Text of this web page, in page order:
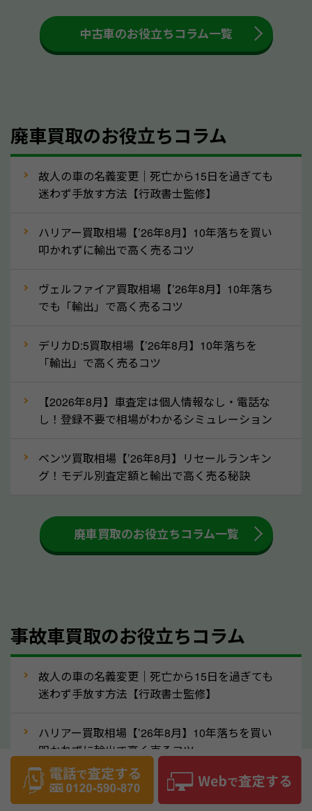
付金をお客様に返還しない業者もあります。廃車査定
をする際には、自動車税の還付金の返還があるかどう
かを確認するようにしてください。和歌山県のソコカ
人気の車種は廃車の状態でも、高価買取が可能です。
産車は高く買取が可能です。「廃車＝買取できない」
ラ」なら廃車の車も適正価格で買取できます。他社で
買取拒否となった車も価格がつく可能性があるので、
古い車でも高価買取が可能なケースは珍しくないた
め、まずはWebで簡単にできる無料査定をお試しく
に「買取実績」で確認できます。
⑤車内の簡単な清掃で買取価格アップも！
しばらく乗っていない車は、車内のシートや座席の下
が汚れていることも多いです。シミや汚れが付着して
す。車内の汚れは簡単な清掃だけで取り除けることも
多いため、査定前にチェックして、清掃をしておくの
大きな汚れがない限り必要はありません。査定に影響
するケースは少ないため、そのままお持ちいただいて
あるため、まずは和歌山県のソコカラへ車の状態につ
いてお気軽にご相談ください。
⑥車の需要が高まるタイミングで売るのも
高価買取のポイント！
買取依頼をするのもポイントです。車にも需要の高い
時期と低い時期があり、低い時期だと査定金額が抑え
めになる可能性もあります。逆に需要が高い時期であ
れば、高い価格でも買取やすくなります。一般的に新
中古車のお役立ちコラム一覧
廃車買取のお役立ちコラム
故人の車の名義変更｜死亡から15日を過ぎても
迷わず手放す方法【行政書士監修】
ハリアー買取相場【’26年8月】10年落ちを買い
叩かれずに輸出で高く売るコツ
ヴェルファイア買取相場【’26年8月】10年落ち
でも「輸出」で高く売るコツ
デリカD:5買取相場【’26年8月】10年落ちを
「輸出」で高く売るコツ
【2026年8月】車査定は個人情報なし・電話な
し！登録不要で相場がわかるシミュレーション
ベンツ買取相場【’26年8月】リセールランキン
グ！モデル別査定額と輸出で高く売る秘訣
廃車買取のお役立ちコラム一覧
事故車買取のお役立ちコラム
故人の車の名義変更｜死亡から15日を過ぎても
迷わず手放す方法【行政書士監修】
ハリアー買取相場【’26年8月】10年落ちを買い
叩かれずに輸出で高く売るコツ
ヴェルファイア買取相場【’26年8月】10年落ち
でも「輸出」で高く売るコツ